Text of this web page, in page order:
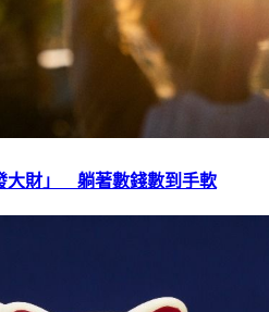
大財」 躺著數錢數到手軟